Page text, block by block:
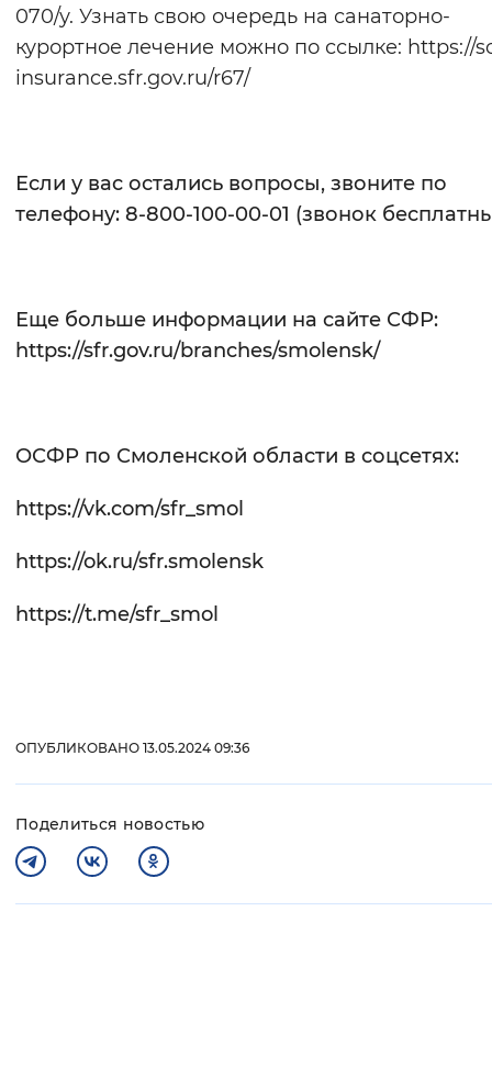
070/у. Узнать свою очередь на санаторно-
курортное лечение можно по ссылке: https://
insurance.sfr.gov.ru/r67/
Если у вас остались вопросы, звоните по
телефону: 8-800-100-00-01 (звонок
Еще больше информации на сайте СФР:
https://sfr.gov.ru/branches/smolensk/
ОСФР по Смоленской области в соцсетях:
https://vk.com/sfr_smol
https://ok.ru/sfr.smolensk
https://t.me/sfr_smol
ОПУБЛИКОВАНО 13.05.2024 09:36
Поделиться новостью